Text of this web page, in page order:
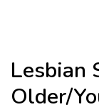
Lesbian
Older/